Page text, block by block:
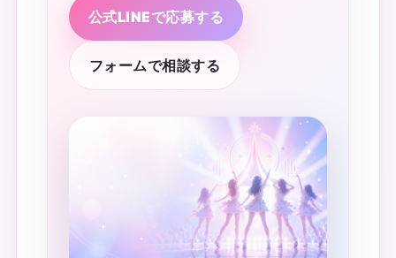
公式LINEで応募する
フォームで相談する